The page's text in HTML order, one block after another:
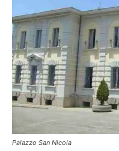
Palazzo San Nicola